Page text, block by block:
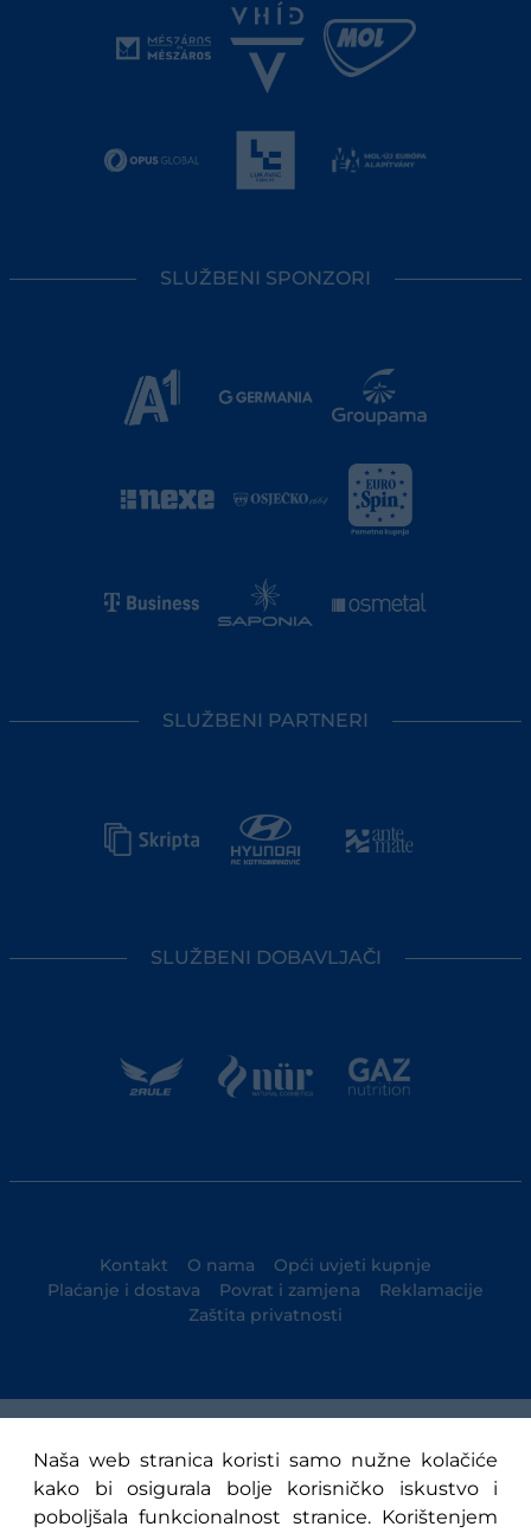
SLUŽBENI SPONZORI
SLUŽBENI PARTNERI
SLUŽBENI DOBAVLJAČI
Kontakt O nama
Opći uvjeti kupnje
Plaćanje i dostava
Povrat i zamjena
Reklamacije
Zaštita privatnosti
© 1947-2025 NK Osijek
Naša web stranica koristi samo nužne kolačiće
kako bi osigurala bolje korisničko iskustvo i
poboljšala funkcionalnost stranice. Korištenjem